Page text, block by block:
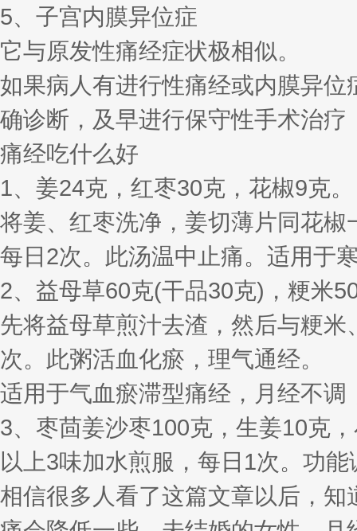
5、子宫内膜异位症
它与原发性痛经症状极相似。
如果病人有进行性痛经或内膜异
确诊断，及早进行保守性手术治
痛经吃什么好
1、姜24克，红枣30克，花椒9克。
将姜、红枣洗净，姜切薄片同花
每日2次。此汤温中止痛。适用于
2、益母草60克(干品30克)，粳米
先将益母草煎汁去渣，然后与粳
次。此粥活血化瘀，理气通经。
适用于气血瘀滞型痛经，月经不调
3、枣茴姜沙枣100克，生姜10克
以上3味加水煎服，每日1次。功
相信很多人看了这篇文章以后，